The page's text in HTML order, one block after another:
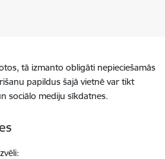
tā izmanto obligāti nepieciešamās
papildus šajā vietnē var tikt
sociālo mediju sīkdatnes.